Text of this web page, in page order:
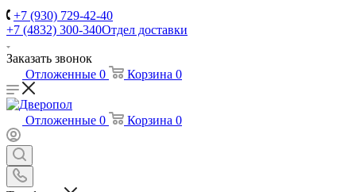
+7 (930) 729-42-40
+7 (4832) 300-340Отдел доставки
Заказать звонок
Отложенные 0 Корзина 0
Отложенные 0 Корзина 0